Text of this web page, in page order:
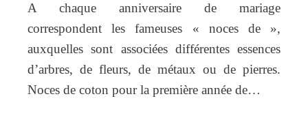
A chaque anniversaire de mariage
correspondent les fameuses « noces de »,
auxquelles sont associées différentes essences
d’arbres, de fleurs, de métaux ou de pierres.
Noces de coton pour la première année de…